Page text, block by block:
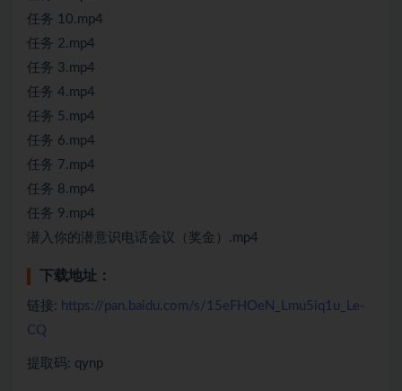
任务 10.mp4
任务 2.mp4
任务 3.mp4
任务 4.mp4
任务 5.mp4
任务 6.mp4
任务 7.mp4
任务 8.mp4
任务 9.mp4
潜入你的潜意识电话会议（奖金）.mp4
下载地址：
链接: https://pan.baidu.com/s/15eFHOeN_Lmu5iq1u_Le-
CQ
提取码: qynp